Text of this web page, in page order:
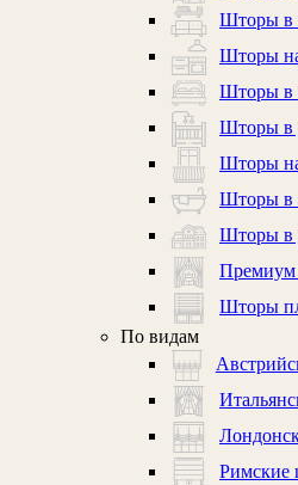
Шторы в
Шторы
Шторы в
Шторы в
Шторы
Шторы в
Шторы в
Шторы
По видам
Римские